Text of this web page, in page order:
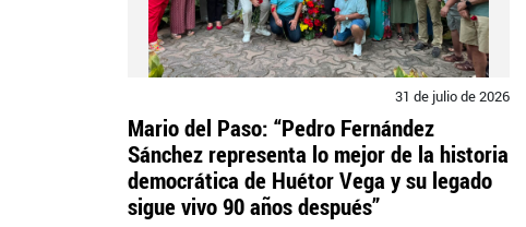
31 de julio de 2026
Mario del Paso: “Pedro Fernández
Sánchez representa lo mejor de la historia
democrática de Huétor Vega y su legado
sigue vivo 90 años después”